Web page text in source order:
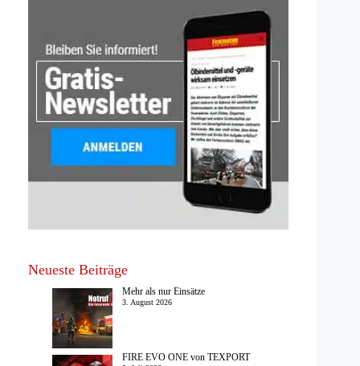
Neueste Beiträge
Mehr als nur Einsätze
3. August 2026
FIRE EVO ONE von TEXPORT